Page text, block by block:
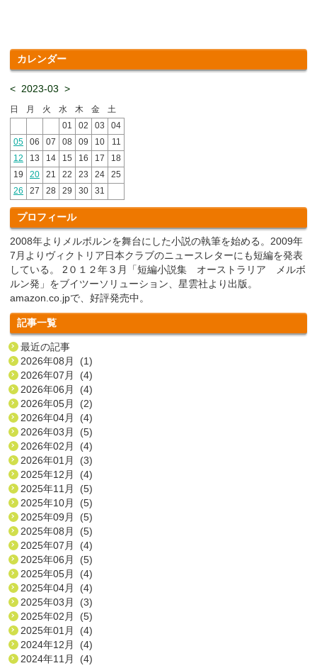
カレンダー
< 2023-03 >
日 月 火 水 木 金
土
01
02 03
04
05
06 07 08 09 10
11
12
13 14 15 16 17
18
19
20 21 22 23 24
25
26
27 28 29 30 31
プロフィール
2008年よりメルボルンを舞台にした小説の執筆を始める。2009年
7月よりヴィクトリア日本クラブのニュースレターにも短編を発表
している。 2０１２年３月「短編小説集 オーストラリア メルボ
ルン発」をブイツーソリューション、星雲社より出版。
amazon.co.jpで、好評発売中。
記事一覧
最近の記事
2026年08月 (1)
2026年07月 (4)
2026年06月 (4)
2026年05月 (2)
2026年04月 (4)
2026年03月 (5)
2026年02月 (4)
2026年01月 (3)
2025年12月 (4)
2025年11月 (5)
2025年10月 (5)
2025年09月 (5)
2025年08月 (5)
2025年07月 (4)
2025年06月 (5)
2025年05月 (4)
2025年04月 (4)
2025年03月 (3)
2025年02月 (5)
2025年01月 (4)
2024年12月 (4)
2024年11月 (4)